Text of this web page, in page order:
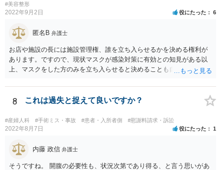
#美容整形
2022年9月2日 役にたった 6
匿名B 弁護士
お店や施設の長には施設管理権、誰を立ち入らせるかを決める権利が
あります。ですので、現状マスクが感染対策に有効との知見がある以
上、マスクをした方のみを立ち入らせると決めることも自由であり、
など公益的な側面のある業種ですと、公衆浴場法など各種業法で定め
られた理由以外での利用拒否は禁止されていますし、公の施設でもマ
スクなしだけでの利用拒否は問題となりえますが、民間のお店に対し
ては慰謝料の請求は認められないと考えられます。
8 これは過失と捉えて良いですか？
#産婦人科 #手術ミス・事故 #患者・入所者側 #慰謝料請求・訴訟
2022年8月7日 役にたった 1
内藤 政信 弁護士
そうですね。 開腹の必要性も、状況次第であり得る、と言う思いがあ